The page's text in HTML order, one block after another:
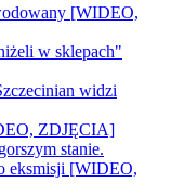
[WIDEO,
w sklepach"
widzi
ZDJĘCIA]
stanie.
eksmisji [WIDEO,